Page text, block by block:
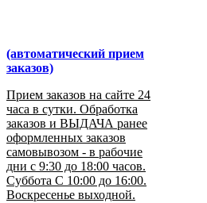
(автоматический прием
заказов)
Прием заказов на сайте 24
часа в сутки. Обработка
заказов и ВЫДАЧА ранее
оформленных заказов
самовывозом - в рабочие
дни с 9:30 до 18:00 часов.
Суббота С 10:00 до 16:00.
Воскресенье выходной.